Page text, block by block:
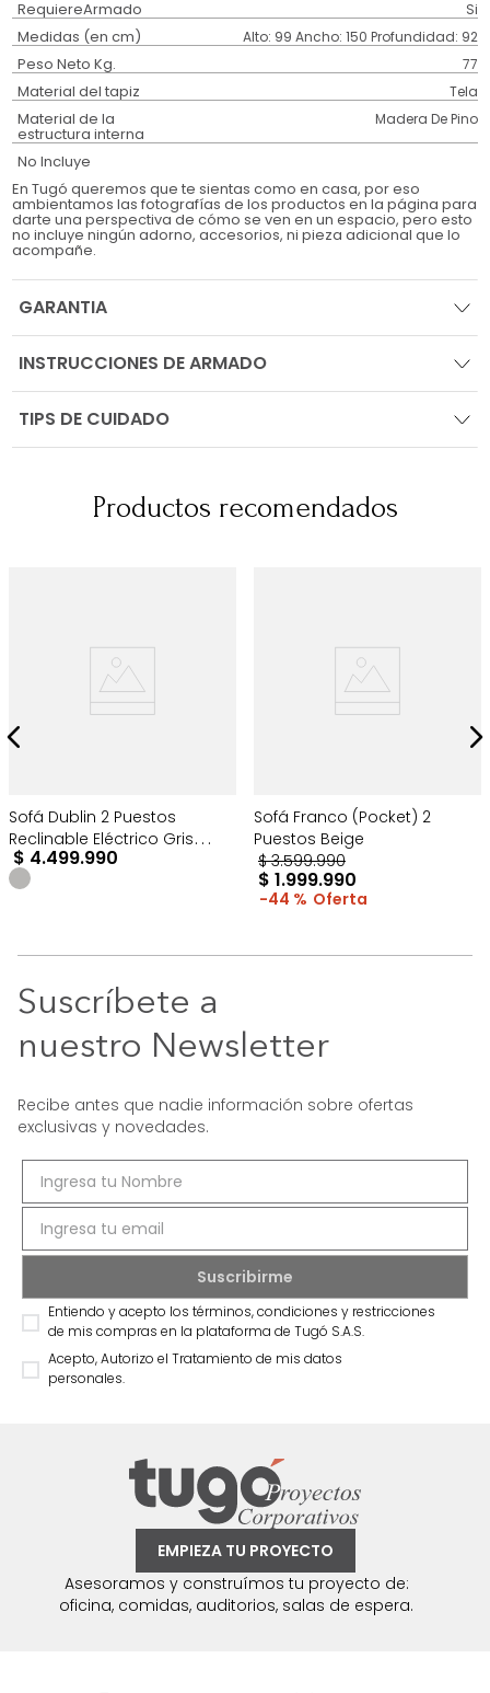
RequiereArmado Si
Medidas (en cm) Alto: 99 Ancho: 150 Profundidad: 92
Peso Neto Kg. 77
Material del tapiz Tela
Material de la
estructura interna
Madera De Pino
No Incluye
En Tugó queremos que te sientas como en casa, por eso
ambientamos las fotografías de los productos en la página para
darte una perspectiva de cómo se ven en un espacio, pero esto
no incluye ningún adorno, accesorios, ni pieza adicional que lo
acompañe.
GARANTIA
INSTRUCCIONES DE ARMADO
TIPS DE CUIDADO
Productos recomendados
Sofá Dublin 2 Puestos
Reclinable Eléctrico Gris
Oscuro
$ 4.499.990
Sofá Franco (Pocket) 2
Puestos Beige
$ 3.599.990
$ 1.999.990
44 %
Suscríbete a
nuestro Newsletter
Recibe antes que nadie información sobre ofertas
exclusivas y novedades.
Entiendo y acepto los términos, condiciones y restricciones
de mis compras en la plataforma de Tugó S.A.S.
Acepto, Autorizo el Tratamiento de mis datos
personales.
EMPIEZA TU PROYECTO
Asesoramos y construímos tu proyecto de:
oficina, comidas, auditorios, salas de espera.